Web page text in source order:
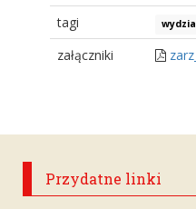
tagi
załączniki
Przydatne linki